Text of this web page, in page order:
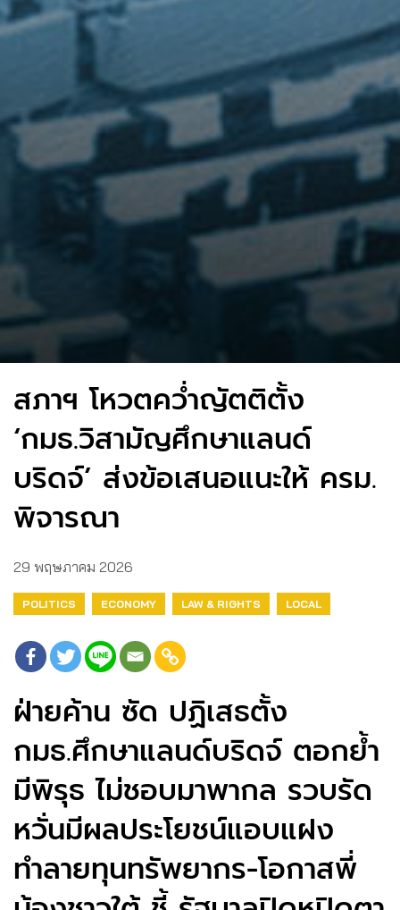
สภาฯ โหวตคว่ำญัตติตั้ง
‘กมธ.วิสามัญศึกษาแลนด์
บริดจ์’ ส่งข้อเสนอแนะให้ ครม.
พิจารณา
29 พฤษภาคม 2026
POLITICS ECONOMY LAW & RIGHTS LOCAL
ฝ่ายค้าน ซัด ปฏิเสธตั้ง
กมธ.ศึกษาแลนด์บริดจ์ ตอกย้ำ
มีพิรุธ ไม่ชอบมาพากล รวบรัด
หวั่นมีผลประโยชน์แอบแฝง
ทำลายทุนทรัพยากร-โอกาสพี่